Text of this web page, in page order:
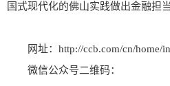
国式现代化的佛山实践做出金融担
网址：http://ccb.com/cn/home/
微信公众号二维码：